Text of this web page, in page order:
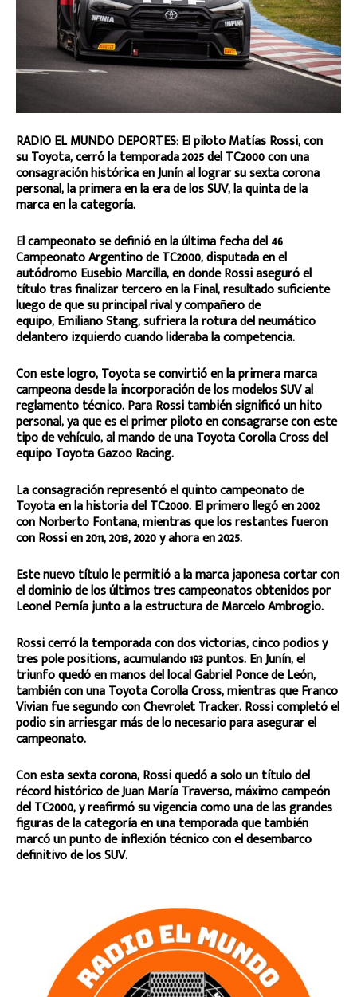
RADIO EL MUNDO DEPORTES: El piloto Matías Rossi, con
su Toyota, cerró la temporada 2025 del TC2000 con una
consagración histórica en Junín al lograr su sexta corona
personal, la primera en la era de los SUV, la quinta de la
marca en la categoría.
El campeonato se definió en la última fecha del 46º
Campeonato Argentino de TC2000, disputada en el
autódromo Eusebio Marcilla, en donde Rossi aseguró el
título tras finalizar tercero en la Final, resultado suficiente
luego de que su principal rival y compañero de
equipo, Emiliano Stang, sufriera la rotura del neumático
delantero izquierdo cuando lideraba la competencia.
Con este logro, Toyota se convirtió en la primera marca
campeona desde la incorporación de los modelos SUV al
reglamento técnico. Para Rossi también significó un hito
personal, ya que es el primer piloto en consagrarse con este
tipo de vehículo, al mando de una Toyota Corolla Cross del
equipo Toyota Gazoo Racing.
La consagración representó el quinto campeonato de
Toyota en la historia del TC2000. El primero llegó en 2002
con Norberto Fontana, mientras que los restantes fueron
con Rossi en 2011, 2013, 2020 y ahora en 2025.
Este nuevo título le permitió a la marca japonesa cortar con
el dominio de los últimos tres campeonatos obtenidos por
Leonel Pernía junto a la estructura de Marcelo Ambrogio.
Rossi cerró la temporada con dos victorias, cinco podios y
tres pole positions, acumulando 193 puntos. En Junín, el
triunfo quedó en manos del local Gabriel Ponce de León,
también con una Toyota Corolla Cross, mientras que Franco
Vivian fue segundo con Chevrolet Tracker. Rossi completó el
podio sin arriesgar más de lo necesario para asegurar el
campeonato.
Con esta sexta corona, Rossi quedó a solo un título del
récord histórico de Juan María Traverso, máximo campeón
del TC2000, y reafirmó su vigencia como una de las grandes
figuras de la categoría en una temporada que también
marcó un punto de inflexión técnico con el desembarco
definitivo de los SUV.